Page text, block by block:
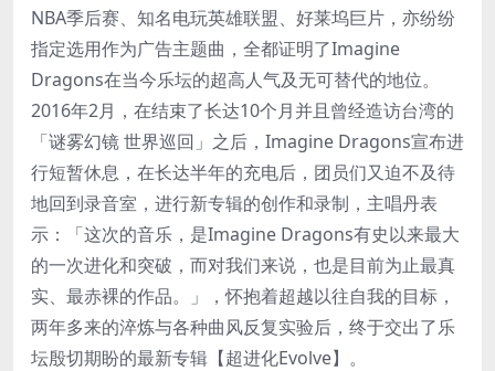
NBA季后赛、知名电玩英雄联盟、好莱坞巨片，亦纷纷
指定选用作为广告主题曲，全都证明了Imagine
Dragons在当今乐坛的超高人气及无可替代的地位。
2016年2月，在结束了长达10个月并且曾经造访台湾的
「谜雾幻镜 世界巡回」之后，Imagine Dragons宣布进
行短暂休息，在长达半年的充电后，团员们又迫不及待
地回到录音室，进行新专辑的创作和录制，主唱丹表
示：「这次的音乐，是Imagine Dragons有史以来最大
的一次进化和突破，而对我们来说，也是目前为止最真
实、最赤裸的作品。」，怀抱着超越以往自我的目标，
两年多来的淬炼与各种曲风反复实验后，终于交出了乐
坛殷切期盼的最新专辑【超进化Evolve】。